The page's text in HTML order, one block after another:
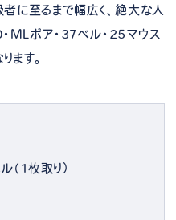
に至るまで幅広く、絶大な人
MLボア・37ベル・25マウス
ます。
（1枚取り）